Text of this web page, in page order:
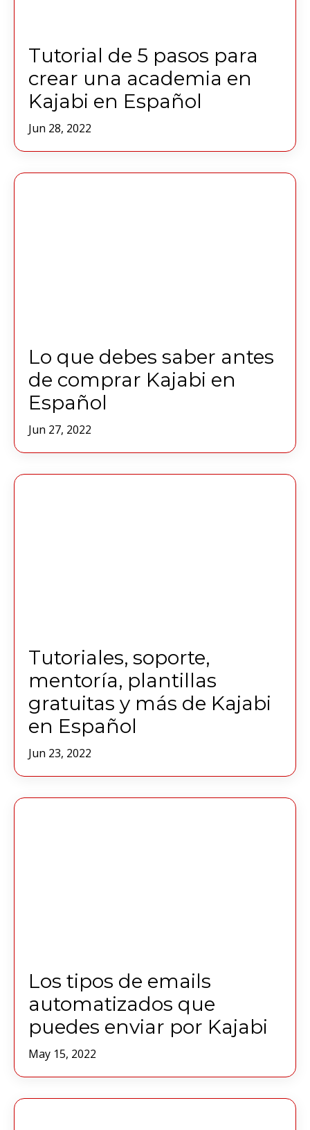
Tutorial de 5 pasos para
crear una academia en
Kajabi en Español
Jun 28, 2022
Lo que debes saber antes
de comprar Kajabi en
Español
Jun 27, 2022
Tutoriales, soporte,
mentoría, plantillas
gratuitas y más de Kajabi
en Español
Jun 23, 2022
Los tipos de emails
automatizados que
puedes enviar por Kajabi
May 15, 2022